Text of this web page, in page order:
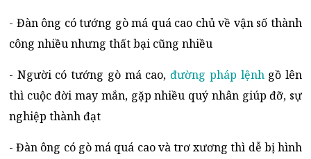
- Đàn ông có tướng gò má quá cao chủ về vận số thành
công nhiều nhưng thất bại cũng nhiều
- Người có tướng gò má cao,đường pháp lệnhgồ lên
thì cuộc đời may mắn, gặp nhiều quý nhân giúp đỡ, sự
nghiệp thành đạt
- Đàn ông có gò má quá cao và trơ xương thì dễ bị hình